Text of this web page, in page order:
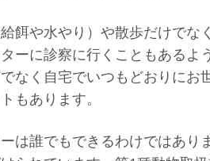
餌や水やり）や散歩だけでな
ーに診察に行くこともあるよ
なく自宅でいつもどおりにお
もあります。
は誰でもできるわけではあり